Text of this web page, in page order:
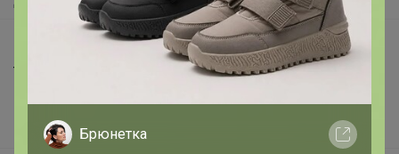
Торговые марки
Наша команда
В наличии Брюнетка